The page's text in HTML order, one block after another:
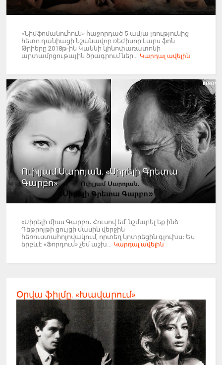
«Նիմֆոմանուհուն» հաջորդած 5-ամյա լռությունից
հետո դանիացի նշանավոր ռեժիսոր Լարս ֆոն
Թրիերը 2018թ-ին Կաննի կինոփառատոնի
արտամրցութային ծրագրում ներ... Կարդալ ավելին
Ուիլյամ Սարոյան. «Սիրելի Գրետա
Գարբո»
«Սիրելի միսս Գարբո․ Հուսով եմ՝ նշմարել եք ինձ
Դեթրոյթի ցույցի մասին վերջին
հեռուստահոլովակում, որտեղ կոտրեցին գլուխս։ Ես
երբևէ «Ֆորդում» չեմ աշխ... Կարդալ ավելին
Օրվա ֆիլմը. «Խավարում»